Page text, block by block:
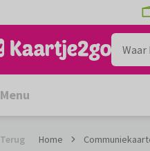
Menu
Terug Home